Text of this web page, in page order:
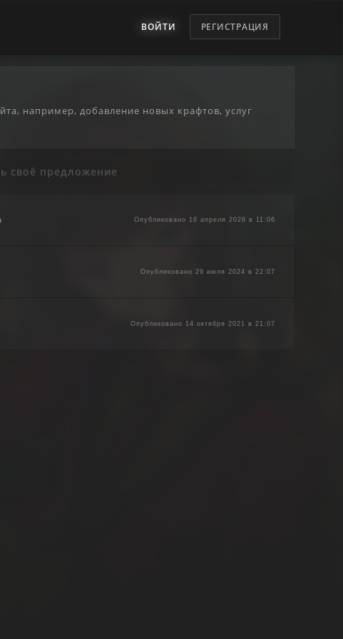
ВОЙТИ РЕГИСТРАЦИЯ
например, добавление новых крафтов, услуг
своё предложение
Опубликовано 16 апреля 2026 в 11:06
Опубликовано 29 июля 2024 в 22:07
Опубликовано 14 октября 2021 в 21:07